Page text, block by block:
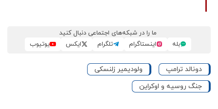
ما را در شبکه‌های اجتماعی دنبال کنید
بله
اینستاگرام تلگرام ایکس یوتیوب
دونالد ترامپ
ولودیمیر زلنسکی
جنگ روسیه و اوکراین